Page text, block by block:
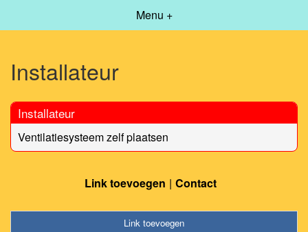
Menu +
Installateur
Installateur
Ventilatiesysteem zelf plaatsen
Link toevoegen Contact
Link toevoegen